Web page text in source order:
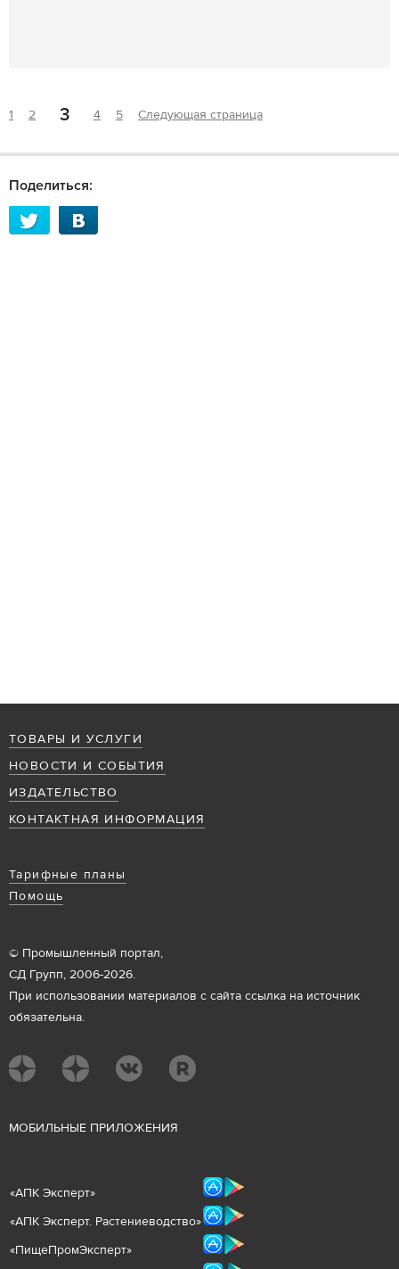
1 2 3 4 5 Следующая страница
Поделиться:
ТОВАРЫ И УСЛУГИ
НОВОСТИ И СОБЫТИЯ
ИЗДАТЕЛЬСТВО
КОНТАКТНАЯ ИНФОРМАЦИЯ
Тарифные планы
Помощь
© Промышленный портал,
СД Групп, 2006-2026.
При использовании материалов с сайта ссылка на источник
обязательна.
МОБИЛЬНЫЕ ПРИЛОЖЕНИЯ
«АПК Эксперт»
«АПК Эксперт. Растениеводство»
«ПищеПромЭксперт»